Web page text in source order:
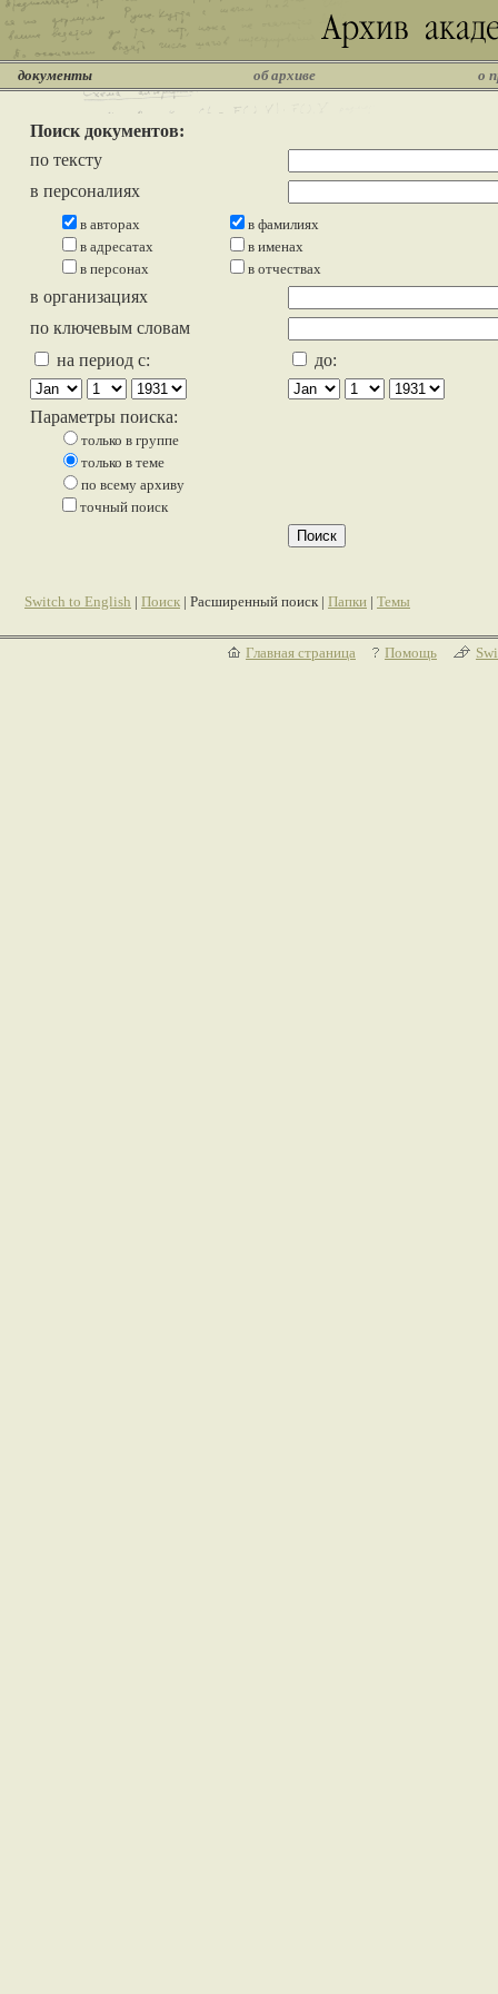
документы об архиве о
Поиск документов:
по тексту
в персоналиях
в авторах
в адресатах
в персонах
в фамилиях
в именах
в отчествах
в организациях
по ключевым словам
на период с:
до:
Параметры поиска:
только в группе
только в теме
по всему архиву
точный поиск
Switch to English | Поиск | Расширенный поиск | Папки | Темы
Главная страница Помощь